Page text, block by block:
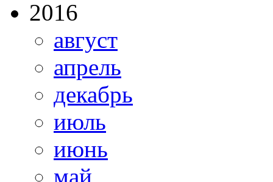
2016
август
апрель
декабрь
июль
июнь
май